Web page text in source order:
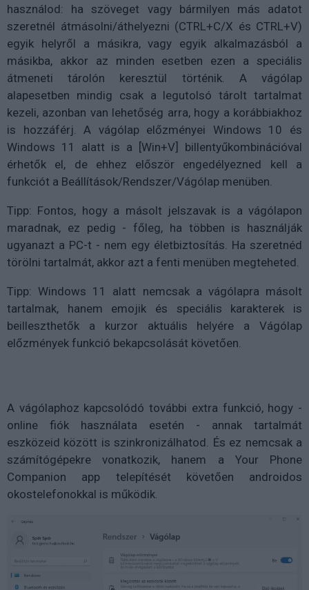
használod: ha szöveget vagy bármilyen más adatot
szeretnél átmásolni/áthelyezni (CTRL+C/X és CTRL+V)
egyik helyről a másikra, vagy egyik alkalmazásból a
másikba, akkor az minden esetben ezen a speciális
átmeneti tárolón keresztül történik. A vágólap
alapesetben mindig csak a legutolsó tárolt tartalmat
kezeli, azonban van lehetőség arra, hogy a korábbiakhoz
is hozzáférj. A vágólap előzményei Windows 10 és
Windows 11 alatt is a [Win+V] billentyűkombinációval
érhetők el, de ehhez először engedélyezned kell a
funkciót a Beállítások/Rendszer/Vágólap menüben.
Tipp: Fontos, hogy a másolt jelszavak is a vágólapon
maradnak, ez pedig - főleg, ha többen is használják
ugyanazt a PC-t - nem egy életbiztosítás. Ha szeretnéd
törölni tartalmát, akkor azt a fenti menüben megteheted.
Tipp: Windows 11 alatt nemcsak a vágólapra másolt
tartalmak, hanem emojik és speciális karakterek is
beilleszthetők a kurzor aktuális helyére a Vágólap
előzmények funkció bekapcsolását követően.
A vágólaphoz kapcsolódó további extra funkció, hogy -
online fiók használata esetén - annak tartalmát
eszközeid között is szinkronizálhatod. És ez nemcsak a
számítógépekre vonatkozik, hanem a Your Phone
Companion app telepítését követően androidos
okostelefonokkal is működik.